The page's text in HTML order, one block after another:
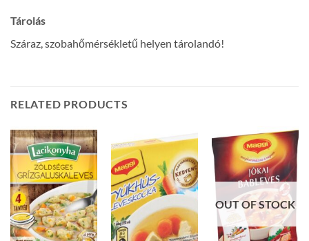
Tárolás
Száraz, szobahőmérsékletű helyen tárolandó!
RELATED PRODUCTS
OUT OF STOCK